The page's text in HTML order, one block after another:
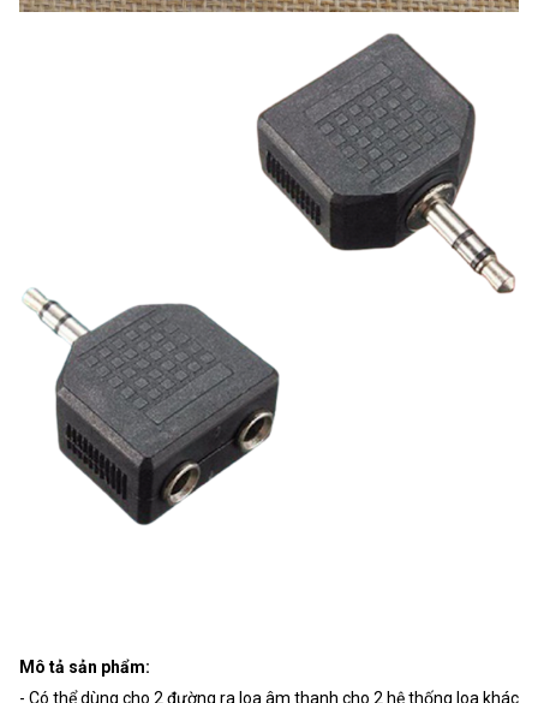
Mô tả sản phẩm:
- Có thể dùng cho 2 đường ra loa âm thanh cho 2 hệ thống loa khác